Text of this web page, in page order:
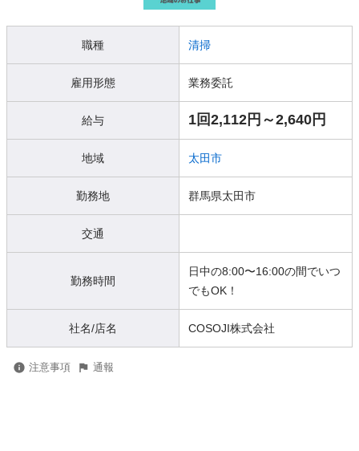
職種 清掃
雇用形態 業務委託
給与 1回2,112円～2,640円
地域 太田市
勤務地 群馬県太田市
交通
勤務時間
日中の8:00〜16:00の間でいつ
でもOK！
社名/店名 COSOJI株式会社
注意事項 通報